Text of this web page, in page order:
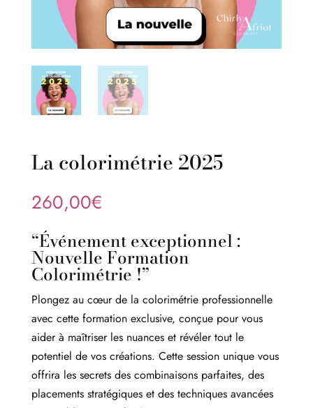
La colorimétrie 2025
260,00€
“Événement exceptionnel :
Nouvelle Formation
Colorimétrie !”
Plongez au cœur de la colorimétrie professionnelle
avec cette formation exclusive, conçue pour vous
aider à maîtriser les nuances et révéler tout le
potentiel de vos créations. Cette session unique vous
offrira les secrets des combinaisons parfaites, des
placements stratégiques et des techniques avancées